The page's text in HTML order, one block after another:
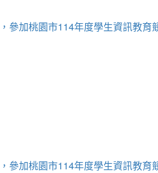
參加桃園市114年度學生資訊教育
參加桃園市114年度學生資訊教育